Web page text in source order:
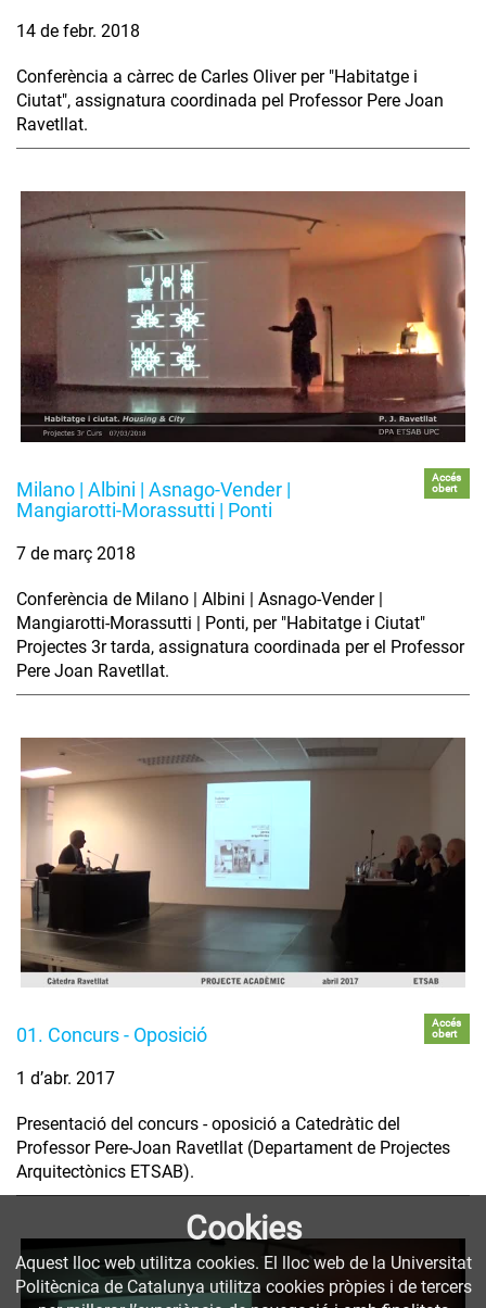
14 de febr. 2018
Conferència a càrrec de Carles Oliver per "Habitatge i
Ciutat", assignatura coordinada pel Professor Pere Joan
Ravetllat.
Milano | Albini | Asnago-Vender |
Mangiarotti-Morassutti | Ponti
Accés
obert
7 de març 2018
Conferència de Milano | Albini | Asnago-Vender |
Mangiarotti-Morassutti | Ponti, per "Habitatge i Ciutat"
Projectes 3r tarda, assignatura coordinada per el Professor
Pere Joan Ravetllat.
01. Concurs - Oposició
Accés
obert
1 d’abr. 2017
Presentació del concurs - oposició a Catedràtic del
Professor Pere-Joan Ravetllat (Departament de Projectes
Arquitectònics ETSAB).
Cookies
Aquest lloc web utilitza cookies. El lloc web de la Universitat
Politècnica de Catalunya utilitza cookies pròpies i de tercers